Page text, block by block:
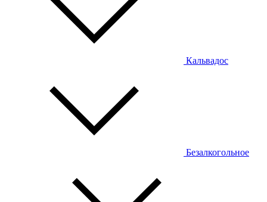
Кальвадос
Безалкогольное